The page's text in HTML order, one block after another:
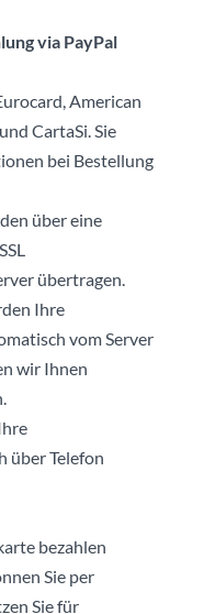
via PayPal
American
CartaSi. Sie
bei Bestellung
über eine
übertragen.
Ihre
vom Server
wir Ihnen
über Telefon
bezahlen
Sie per
Sie für